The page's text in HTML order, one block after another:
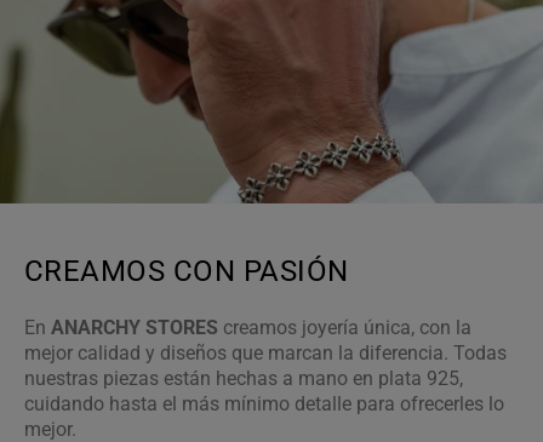
CREAMOS CON PASIÓN
En ANARCHY STORES creamos joyería única, con la
mejor calidad y diseños que marcan la diferencia. Todas
nuestras piezas están hechas a mano en plata 925,
cuidando hasta el más mínimo detalle para ofrecerles lo
mejor.